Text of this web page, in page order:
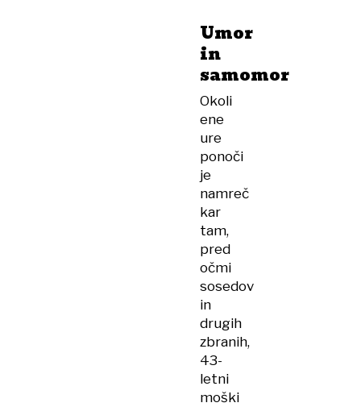
mamo
otrok
–
ni
Umor
in
samomor
Okoli
ene
ure
ponoči
je
namreč
kar
tam,
pred
očmi
sosedov
in
drugih
zbranih,
43-
letni
moški